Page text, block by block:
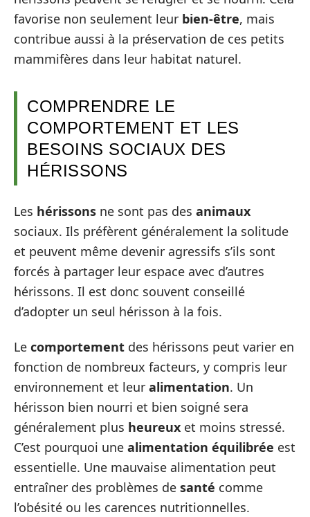
favorise non seulement leur bien-être, mais
contribue aussi à la préservation de ces petits
mammifères dans leur habitat naturel.
COMPRENDRE LE
COMPORTEMENT ET LES
BESOINS SOCIAUX DES
HÉRISSONS
Les hérissons ne sont pas des animaux
sociaux. Ils préfèrent généralement la solitude
et peuvent même devenir agressifs s’ils sont
forcés à partager leur espace avec d’autres
hérissons. Il est donc souvent conseillé
d’adopter un seul hérisson à la fois.
Le comportement des hérissons peut varier en
fonction de nombreux facteurs, y compris leur
environnement et leur alimentation. Un
hérisson bien nourri et bien soigné sera
généralement plus heureux et moins stressé.
C’est pourquoi une alimentation équilibrée est
essentielle. Une mauvaise alimentation peut
entraîner des problèmes de santé comme
l’obésité ou les carences nutritionnelles.